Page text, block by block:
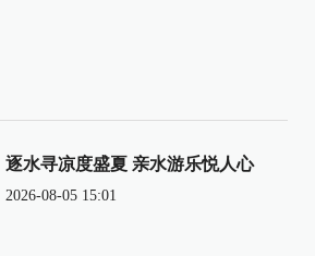
逐水寻凉度盛夏 亲水游乐悦人心
2026-08-05 15:01